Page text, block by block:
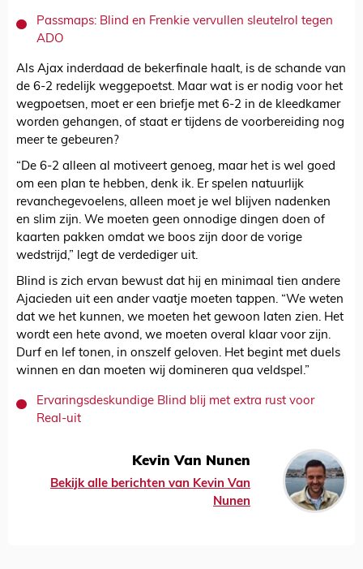
Passmaps: Blind en Frenkie vervullen sleutelrol tegen
ADO
Als Ajax inderdaad de bekerfinale haalt, is de schande van
de 6-2 redelijk weggepoetst. Maar wat is er nodig voor het
wegpoetsen, moet er een briefje met 6-2 in de kleedkamer
worden gehangen, of staat er tijdens de voorbereiding nog
meer te gebeuren?
“De 6-2 alleen al motiveert genoeg, maar het is wel goed
om een plan te hebben, denk ik. Er spelen natuurlijk
revanchegevoelens, alleen moet je wel blijven nadenken
en slim zijn. We moeten geen onnodige dingen doen of
kaarten pakken omdat we boos zijn door de vorige
wedstrijd,” legt de verdediger uit.
Blind is zich ervan bewust dat hij en minimaal tien andere
Ajacieden uit een ander vaatje moeten tappen. “We weten
dat we het kunnen, we moeten het gewoon laten zien. Het
wordt een hete avond, we moeten overal klaar voor zijn.
Durf en lef tonen, in onszelf geloven. Het begint met duels
winnen en dan moeten wij domineren qua veldspel.”
Ervaringsdeskundige Blind blij met extra rust voor
Real-uit
Kevin Van Nunen
Bekijk alle berichten van Kevin Van
Nunen